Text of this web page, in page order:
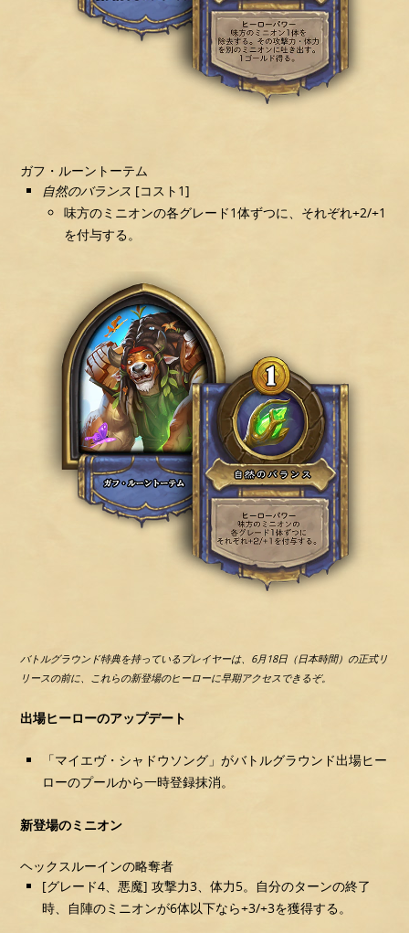
ガフ・ルーントーテム
自然のバランス [コスト1]
味方のミニオンの各グレード1体ずつに、それぞれ+2/+1
を付与する。
バトルグラウンド特典を持っているプレイヤーは、6月18日（日本時間）の正式リ
リースの前に、これらの新登場のヒーローに早期アクセスできるぞ。
出場ヒーローのアップデート
「マイエヴ・シャドウソング」がバトルグラウンド出場ヒー
ローのプールから一時登録抹消。
新登場のミニオン
ヘックスルーインの略奪者
[グレード4、悪魔] 攻撃力3、体力5。自分のターンの終了
時、自陣のミニオンが6体以下なら+3/+3を獲得する。